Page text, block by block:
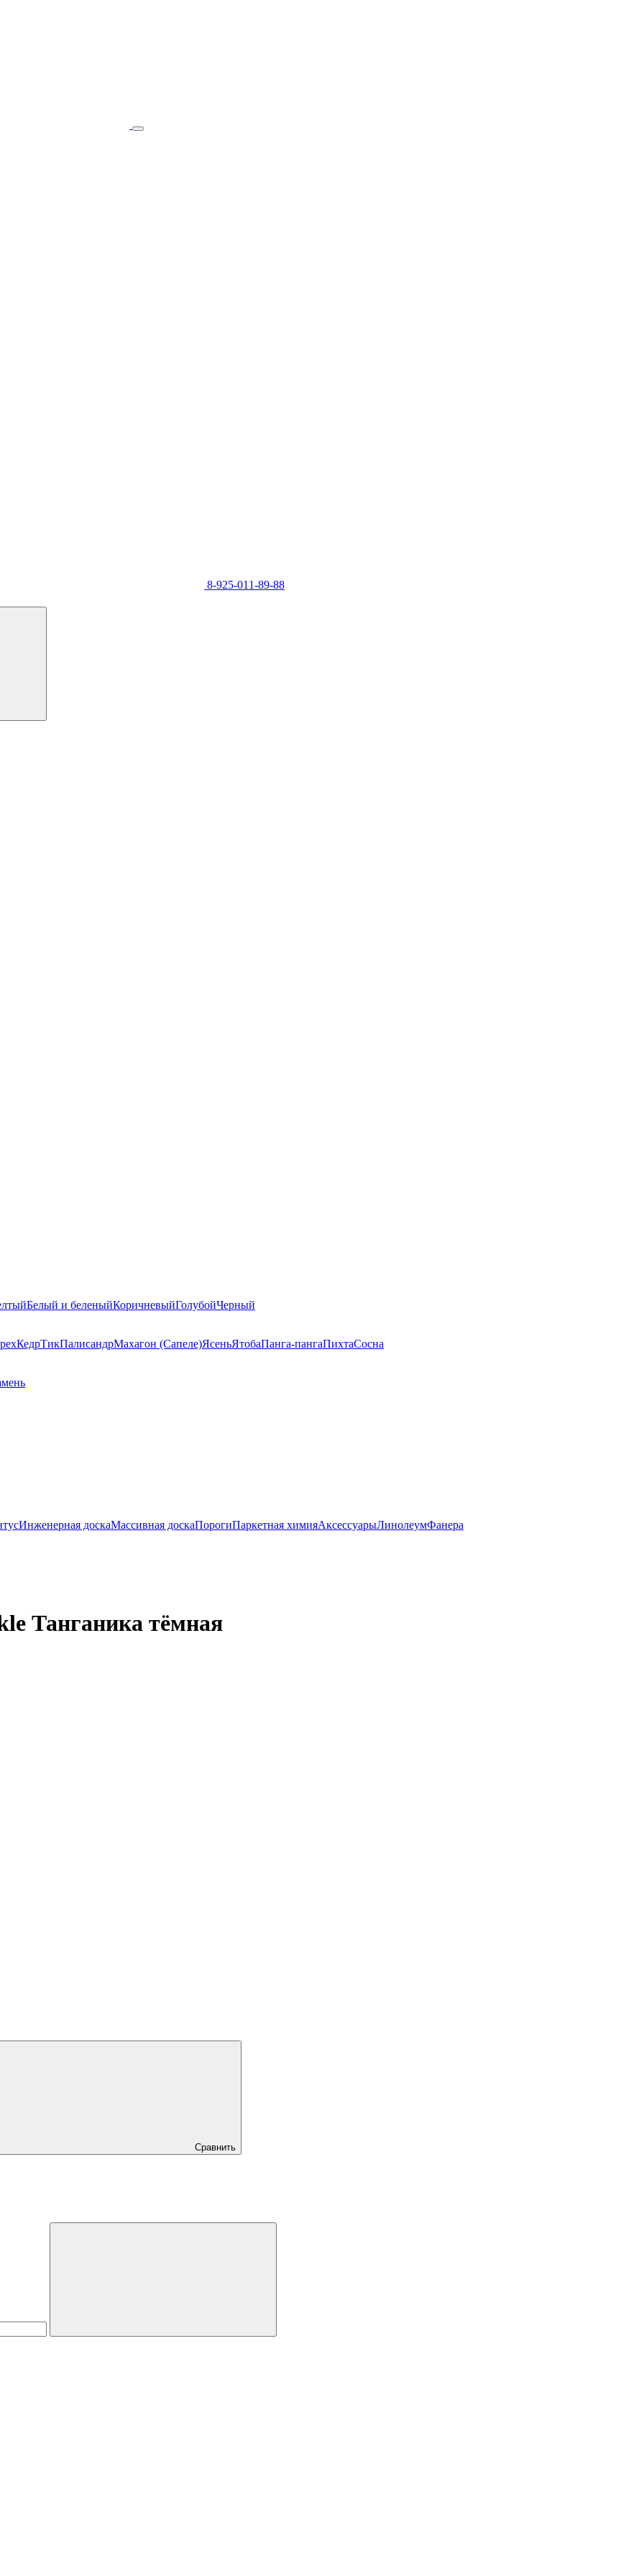
8-925-011-89-88
Белый и беленыйКоричневыйГолубойЧерный
КедрТикПалисандрМахагон (Сапеле)ЯсеньЯтобаПанга-пангаПихтаСосна
Инженерная доскаМассивная доскаПорогиПаркетная химияАксессуарыЛинолеумФанера
Танганика тёмная
Сравнить